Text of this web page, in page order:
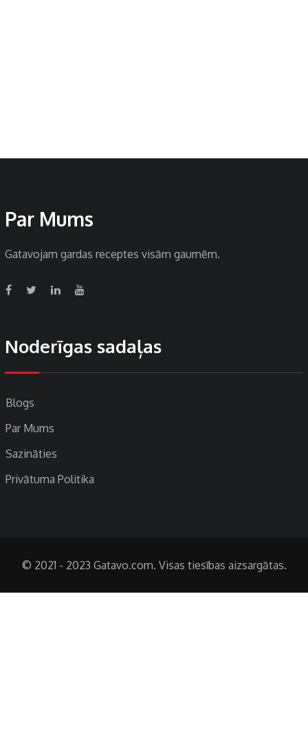
Par Mums
Gatavojam gardas receptes visām gaumēm.
Noderīgas sadaļas
Blogs
Par Mums
Sazināties
Privātuma Politika
© 2021 - 2023 Gatavo.com. Visas tiesības aizsargātas.